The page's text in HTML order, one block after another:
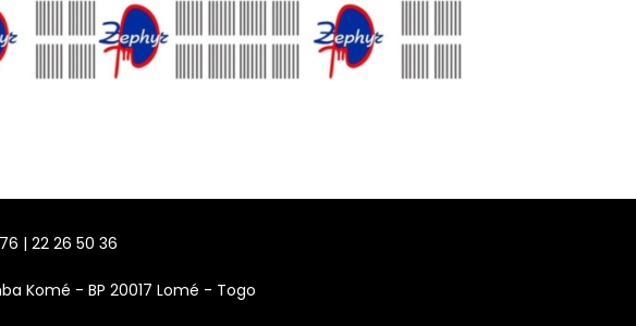
| 22 26 50 36
Komé - BP 20017 Lomé - Togo